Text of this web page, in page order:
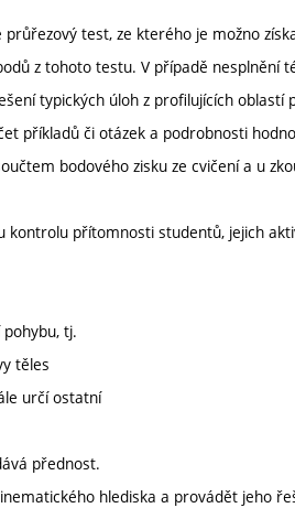
test, ze kterého je možno
z tohoto testu. V případě nesplnění
typických úloh z profilujících oblastí
příkladů či otázek a podrobnosti
bodového zisku ze cvičení a u
kontrolu přítomnosti studentů, jejich
tj.
těles
určí ostatní
přednost.
hlediska a provádět jeho